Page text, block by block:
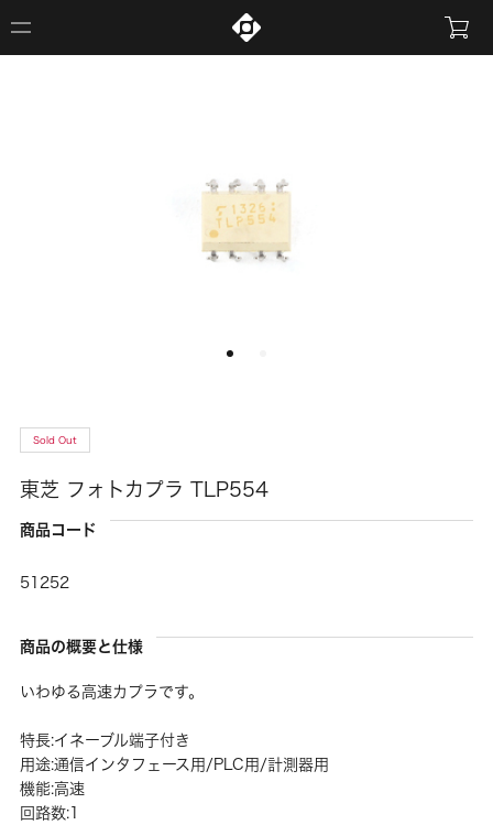
Sold Out
東芝 フォトカプラ TLP554
商品コード
51252
商品の概要と仕様
いわゆる高速カプラです。
特長:イネーブル端子付き
用途:通信インタフェース用/PLC用/計測器用
機能:高速
回路数:1